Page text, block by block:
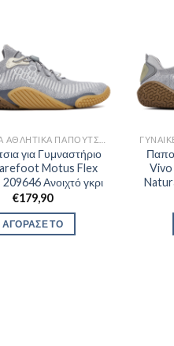
για Γυμναστήριο
Motus Flex
Ανοιχτό γκρι
€179,90
ΑΓΟΡΑΣΕ ΤΟ